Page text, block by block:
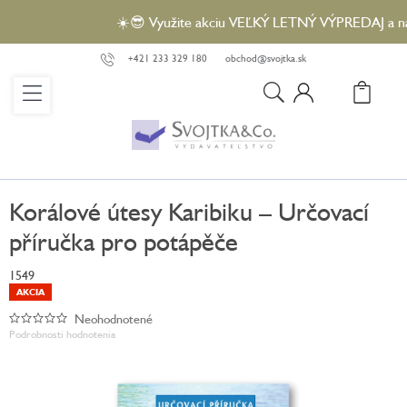
obsah
☀️😎 Využite akciu VEĽKÝ LETNÝ VÝPREDAJ a
+421 233 329 180 obchod@svojtka.sk
Korálové útesy Karibiku – Určovací
příručka pro potápěče
1549
Podrobnosti hodnotenia
AKCIA
Priemerné
hodnotenie
Neohodnotené